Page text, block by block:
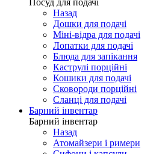
Назад
Дошки для подачі
Міні-відра для подачі
Лопатки для подачі
Блюда для запікання
Каструлі порційні
Кошики для подачі
Сковороди порційні
Сланці для подачі
Барний інвентар
Барний інвентар
Назад
Атомайзери і римери